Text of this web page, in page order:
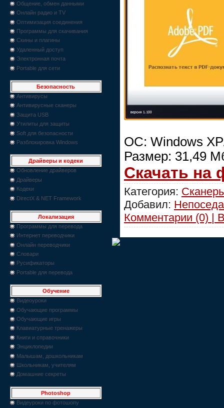
Общение, обмен данными
Онлайн радио и TV
Оптимизация соединения
Программы для скачивания
Скины и плагины
Удаленный доступ
Электронная почта
Portable для сети
Безопасность
Антивирусы
Антивирусные сканеры
Защита USB
Утилиты для защиты
Soft для безопасности
Разблокировка Windows
Драйверы и кодеки
Обновление драйверов
Драйверы
Кодеки
DirectX & NET Framework
Локализация
Программы для перевода
Интернет переводчики
Онлайн переводчики
Словари
Русификаторы
Portable для перевода
Обучение
Видеоуроки
Обучающие программы
Обучающие игры
Клавиатурные тренажеры
Книги и справочники
Энциклопедии
Малышам, дошкольникам
Школьникам, учителям
Домашние секреты
Photoshop
Видеуроки по фотошопу
ОС: Windows
Размер: 31,49
Скачать на
Категория:
Добавил: Непоседа
Комментарии (0) |